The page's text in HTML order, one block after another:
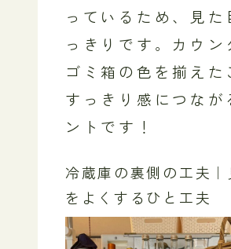
っているため、見た
っきりです。カウン
ゴミ箱の色を揃えた
すっきり感につなが
ントです！
冷蔵庫の裏側の工夫｜
をよくするひと工夫